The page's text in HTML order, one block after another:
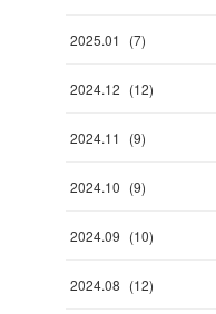
2025.01 (7)
2024.12 (12)
2024.11 (9)
2024.10 (9)
2024.09 (10)
2024.08 (12)